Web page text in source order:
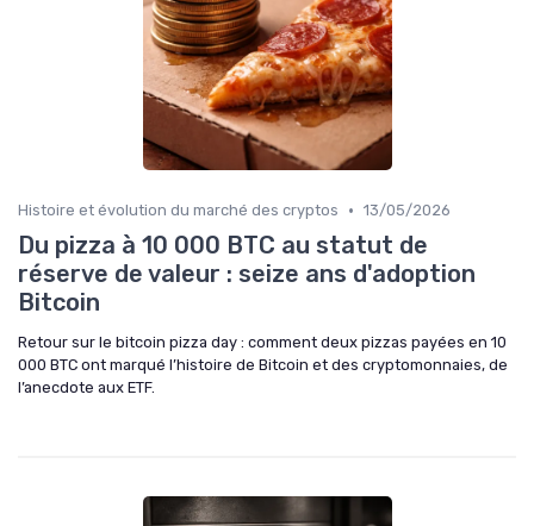
Histoire et évolution du marché des cryptos • 13/05/2026
Du pizza à 10 000 BTC au statut de
réserve de valeur : seize ans d'adoption
Bitcoin
Retour sur le bitcoin pizza day : comment deux pizzas payées en 10
000 BTC ont marqué l’histoire de Bitcoin et des cryptomonnaies, de
l’anecdote aux ETF.